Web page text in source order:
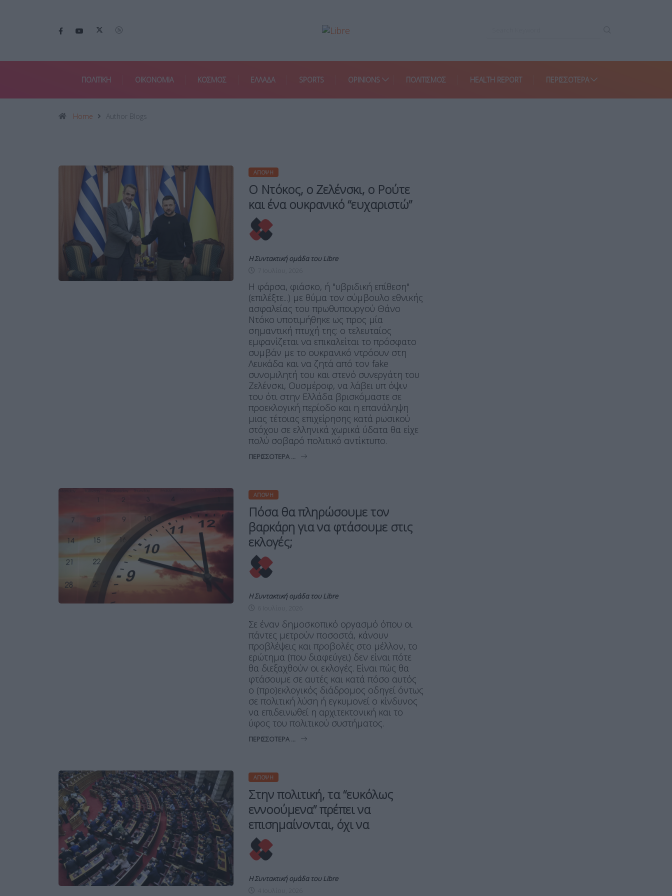
ΠΟΛΙΤΙΚΗ ΟΙΚΟΝΟΜΙΑ ΚΟΣΜΟΣ ΕΛΛΑΔΑ SPORTS OPINIONS ΠΟΛΙΤΙΣΜΟΣ HEALTH REPORT ΠΕΡΙΣΣΌΤΕΡΑ
Home Author Blogs
ΆΠΟΨΗ
Ο Ντόκος, ο Ζελένσκι, ο Ρούτε
και ένα ουκρανικό “ευχαριστώ”
Η Συντακτική ομάδα του Libre
Η φάρσα, φιάσκο, ή "υβριδική επίθεση"
(επιλέξτε...) με θύμα τον σύμβουλο εθνικής
ασφαλείας του πρωθυπουργού Θάνο
Ντόκο υποτιμήθηκε ως προς μία
σημαντική πτυχή της: ο τελευταίος
εμφανίζεται να επικαλείται το πρόσφατο
συμβάν με το ουκρανικό ντρόουν στη
Λευκάδα και να ζητά από τον fake
συνομιλητή του και στενό συνεργάτη του
Ζελένσκι, Ουσμέροφ, να λάβει υπ όψιν
του ότι στην Ελλάδα βρισκόμαστε σε
προεκλογική περίοδο και η επανάληψη
μιας τέτοιας επιχείρησης κατά ρωσικού
στόχου σε ελληνικά χωρικά ύδατα θα είχε
πολύ σοβαρό πολιτικό αντίκτυπο.
ΠΕΡΙΣΣΌΤΕΡΑ ...
ΆΠΟΨΗ
Πόσα θα πληρώσουμε τον
βαρκάρη για να φτάσουμε στις
εκλογές;
Η Συντακτική ομάδα του Libre
Σε έναν δημοσκοπικό οργασμό όπου οι
πάντες μετρούν ποσοστά, κάνουν
προβλέψεις και προβολές στο μέλλον, το
ερώτημα (που διαφεύγει) δεν είναι πότε
θα διεξαχθούν οι εκλογές. Είναι πώς θα
φτάσουμε σε αυτές και κατά πόσο αυτός
ο (προ)εκλογικός διάδρομος οδηγεί όντως
σε πολιτική λύση ή εγκυμονεί ο κίνδυνος
να επιδεινωθεί η αρχιτεκτονική και το
ύφος του πολιτικού συστήματος.
ΠΕΡΙΣΣΌΤΕΡΑ ...
ΆΠΟΨΗ
Στην πολιτική, τα “ευκόλως
εννοούμενα” πρέπει να
επισημαίνονται, όχι να
Η Συντακτική ομάδα του Libre